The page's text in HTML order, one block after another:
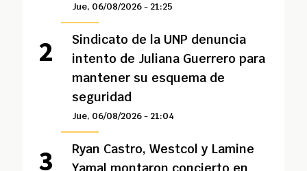
Jue, 06/08/2026 - 21:25
Sindicato de la UNP denuncia
intento de Juliana Guerrero para
mantener su esquema de
seguridad
Jue, 06/08/2026 - 21:04
Ryan Castro, Westcol y Lamine